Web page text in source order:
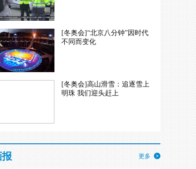
[冬奥会]“北京八分钟”因时代
不同而变化
[冬奥会]高山滑雪：追逐雪上
明珠 我们迎头赶上
更多